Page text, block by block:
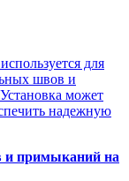
для
швов и
может
надежную
и примыканий на